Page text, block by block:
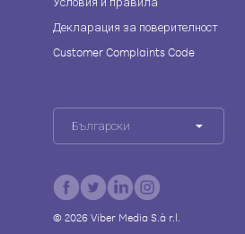
Декларация за поверителност
Customer Complaints Code
Български
© 2026Viber Media S.à r.l.